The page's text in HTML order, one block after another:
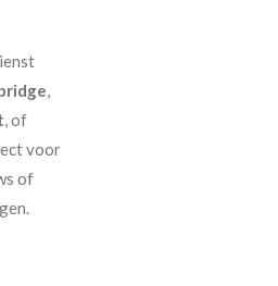
,
, of
voor
of